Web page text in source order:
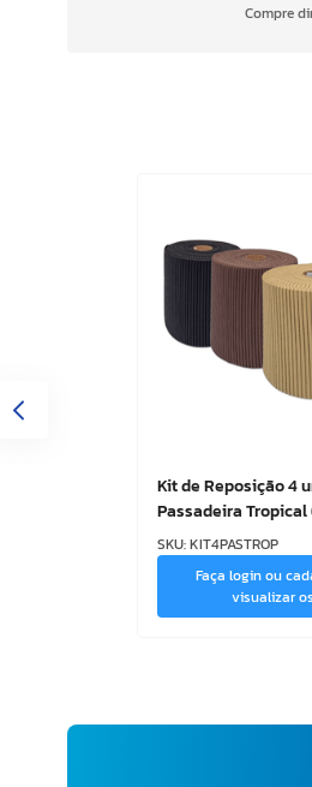
Compre
Kit de Reposição 4
Passadeira Tropical
Kapazi –
SKU:KIT4PASTROP
Faça login ou
visualizar